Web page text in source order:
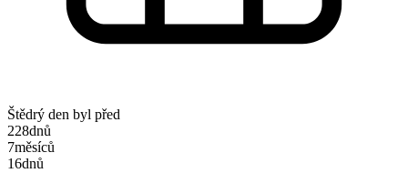
Štědrý den byl před
228dnů
7měsíců
16dnů